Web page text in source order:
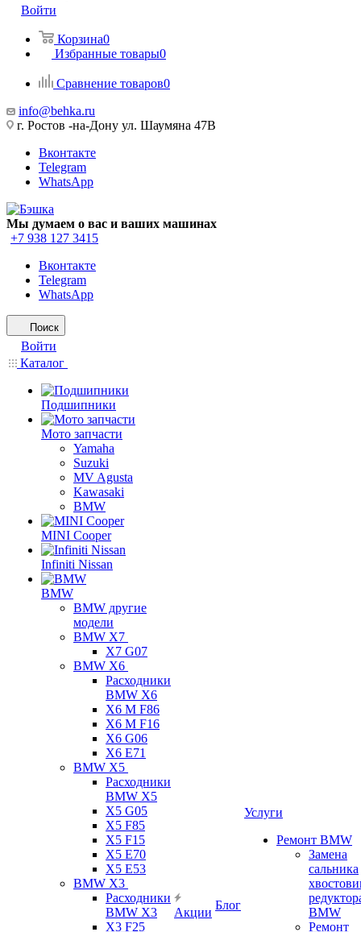
Войти
Корзина0
Избранные товары0
Сравнение товаров0
info@behka.ru
г. Ростов -на-Дону ул. Шаумяна 47В
Вконтакте
Telegram
WhatsApp
Мы думаем о вас и ваших машинах
+7 938 127 3415
Вконтакте
Telegram
WhatsApp
Поиск
Войти
Каталог
Подшипники
Мото запчасти
Yamaha
Suzuki
MV Agusta
Kawasaki
BMW
MINI Cooper
Infiniti Nissan
BMW
BMW другие
модели
BMW X7
X7 G07
BMW X6
Расходники
BMW X6
X6 M F86
X6 M F16
X6 G06
X6 E71
BMW X5
Расходники
BMW X5
X5 G05
X5 F85
X5 F15
X5 E70
X5 E53
BMW X3
Расходники
BMW X3
X3 F25
Акции
Блог
Услуги
Ремонт BMW
Замена
сальника
BMW
Ремонт